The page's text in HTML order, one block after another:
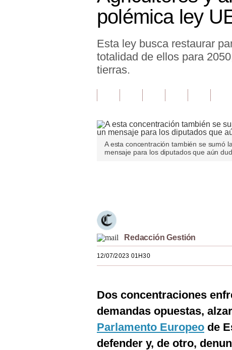
polémica ley
Esta ley busca restaurar
totalidad de ellos para
tierras.
A esta concentración también se sumó
mensaje para los diputados que aún
Redacción Gestión
12/07/2023 01H30
Dos concentraciones
demandas opuestas,
Parlamento Europeo de
defender y, de otro,